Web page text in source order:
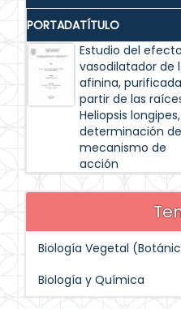
PORTADATÍTULO
Estudio del efecto
vasodilatador de
afinina,
partir de las
Heliopsis
determinación
mecanismo de
acción
Biología Vegetal
Biología y Química